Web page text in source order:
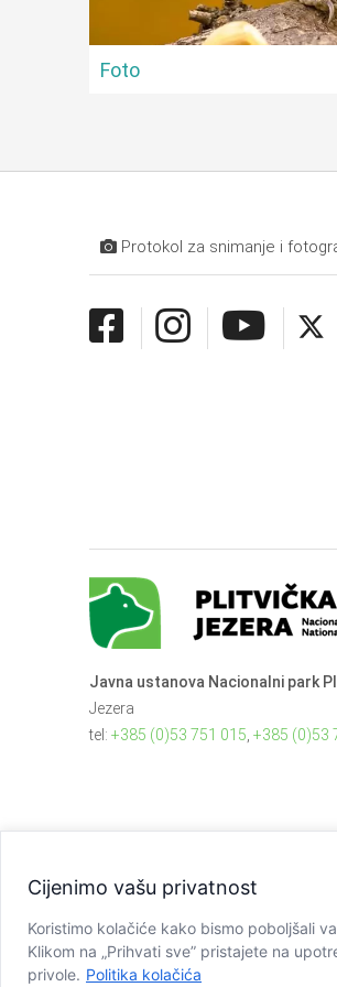
Cijenimo vašu privatnost
Koristimo kolačiće kako bismo poboljšali
Klikom na „Prihvati sve” pristajete na
privole. Politika kolačića
Foto
Protokol za snimanje i
Javna ustanova Nacionalni park
Jezera
tel: +385 (0)53 751 015 +385 (0)53
Copyright © JU NP Plitvička jezera,